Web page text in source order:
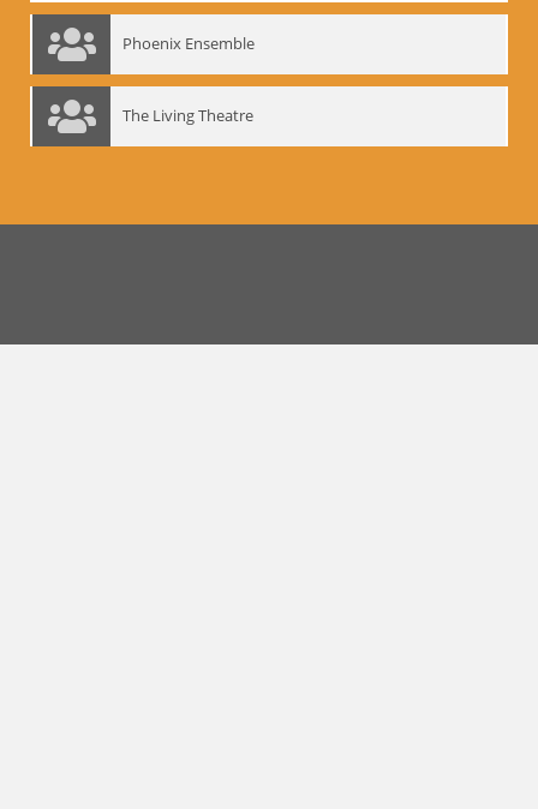
Phoenix Ensemble
The Living Theatre